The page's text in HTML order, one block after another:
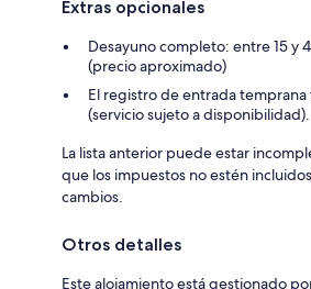
Extras opcionales
Desayuno completo: entre 15 y
(precio aproximado)
El registro de entrada
(servicio sujeto a disponibilidad).
La lista anterior puede estar
que los impuestos no estén
cambios.
Otros detalles
Este alojamiento está gestionado